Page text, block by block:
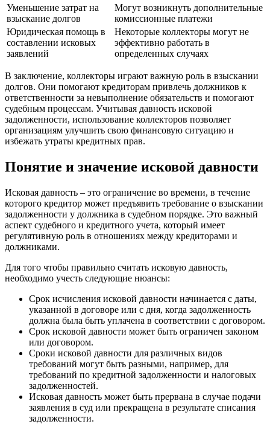
Уменьшение затрат на
взыскание долгов
Могут возникнуть дополнительные
комиссионные платежи
Юридическая помощь в
составлении исковых
заявлений
Некоторые коллекторы могут не
эффективно работать в
определенных случаях
В заключение, коллекторы играют важную роль в взыскании
долгов. Они помогают кредиторам привлечь должников к
ответственности за невыполнение обязательств и помогают
судебным процессам. Учитывая давность исковой
задолженности, использование коллекторов позволяет
организациям улучшить свою финансовую ситуацию и
избежать утраты кредитных прав.
Понятие и значение исковой давности
Исковая давность – это ограничение во времени, в течение
которого кредитор может предъявить требование о взыскании
задолженности у должника в судебном порядке. Это важный
аспект судебного и кредитного учета, который имеет
регулятивную роль в отношениях между кредиторами и
должниками.
Для того чтобы правильно считать исковую давность,
необходимо учесть следующие нюансы:
Срок исчисления исковой давности начинается с даты,
указанной в договоре или с дня, когда задолженность
должна была быть уплачена в соответствии с договором.
Срок исковой давности может быть ограничен законом
или договором.
Сроки исковой давности для различных видов
требований могут быть разными, например, для
требований по кредитной задолженности и налоговых
задолженностей.
Исковая давность может быть прервана в случае подачи
заявления в суд или прекращена в результате списания
задолженности.